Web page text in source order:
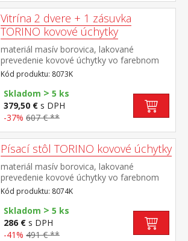
Vitrína 2 dvere + 1 zásuvka
TORINO kovové úchytky
materiál masív borovica, lakované
prevedenie kovové úchytky vo farebnom
prevedení černená mosadz dvoje čiastočne
presklené dvere, tri police jedna zásuvka s
kovovými pojazdmi
Kód produktu: 8073K
Skladom > 5 ks
379,50 € s DPH
-37% 607 € **
Písací stôl TORINO kovové úchytky
materiál masív borovica, lakované
prevedenie kovové úchytky vo farebnom
prevedení černená mosadz 2 otvorené
police, 1 dvierka a 3 zásuvky s kovovými
pojazdmi výsuv nie je súčasťou dodávky k
stolu je možné dokúpiť výsuvnú dosku na
klávesnicu 8840
Kód produktu: 8074K
Skladom > 5 ks
286 € s DPH
-41% 491 € **